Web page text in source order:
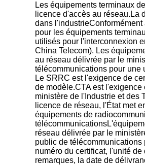
Les équipements terminaux
licence d'accès au réseau.La
dans
pour les équipements
utilisés pour l'interconnexion
China Telecom). Les
au réseau délivrée par le
télécommunications pour une
Le SRRC est l'exigence de
de modèle.CTA est
ministère de l'Industrie et des
licence de réseau, l'État met
équipements de
réseau délivrée par le
public de
numéro du certificat, l'unité
remarques, la date de